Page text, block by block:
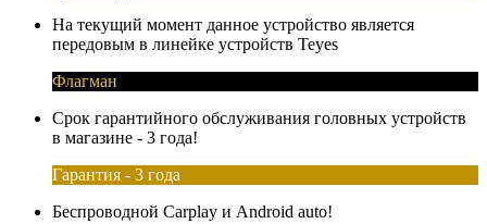
На текущий момент данное устройство является
передовым в линейке устройств Teyes
Флагман
Срок гарантийного обслуживания головных устройств
в магазине - 3 года!
Гарантия - 3 года
Беспроводной Carplay и Android auto!